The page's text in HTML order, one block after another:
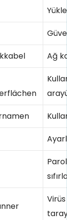
Ağ
Virüs